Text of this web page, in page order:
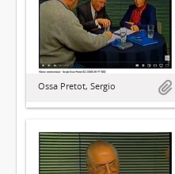
Ossa Pretot, Sergio